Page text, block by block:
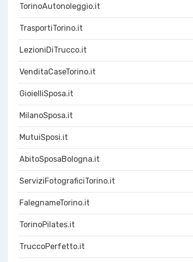
TorinoAutonoleggio.it
TrasportiTorino.it
LezioniDiTrucco.it
VenditaCaseTorino.it
GioielliSposa.it
MilanoSposa.it
MutuiSposi.it
AbitoSposaBologna.it
ServiziFotograficiTorino.it
FalegnameTorino.it
TorinoPilates.it
TruccoPerfetto.it